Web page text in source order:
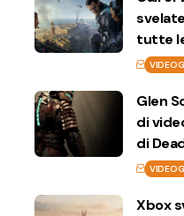
tutte
Glen
di
di
Xbox